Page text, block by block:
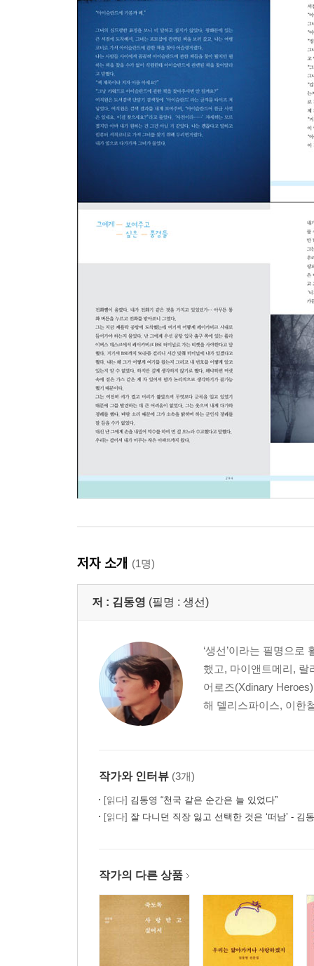
저자 소개 (1명)
저 : 김동영 (필명 : 생선)
‘생선’이라는 필명으로
했고, 마이앤트메리,
어로즈(Xdinary
해 델리스파이스, 이한
작가와 인터뷰 (3개)
[읽다] 김동영 “천국 같은 순간은 늘 있었다”
[읽다] 잘 다니던 직장 잃고 선택한 것은 ‘떠남’ - 김
작가의 다른 상품